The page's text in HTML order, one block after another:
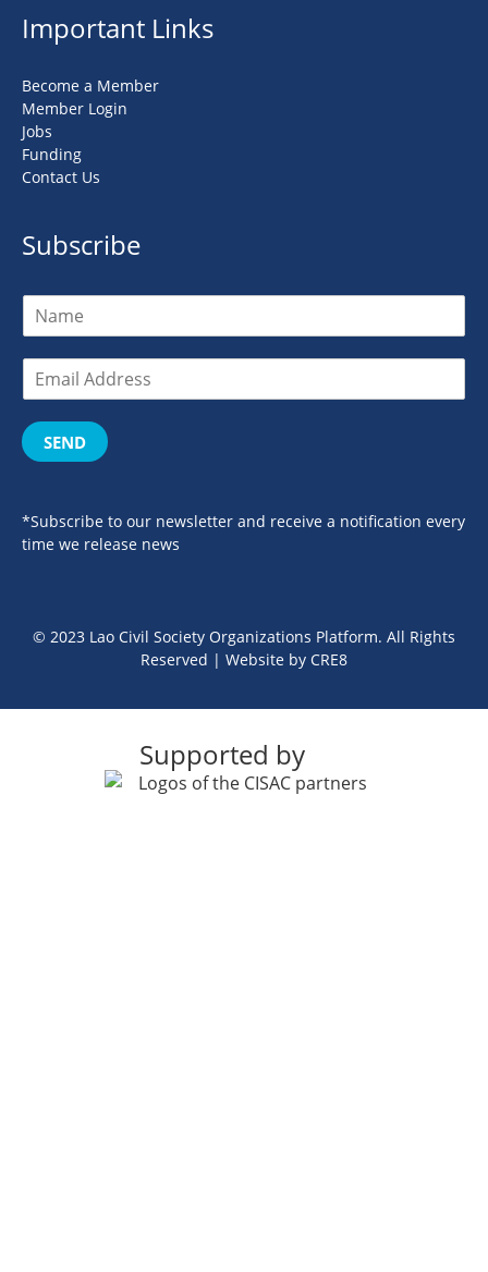
Important Links
Become a Member
Member Login
Jobs
Funding
Contact Us
Subscribe
SEND
*Subscribe to our newsletter and receive a notification every
time we release news
© 2023 Lao Civil Society Organizations Platform. All Rights
Reserved | Website by CRE8
Supported by